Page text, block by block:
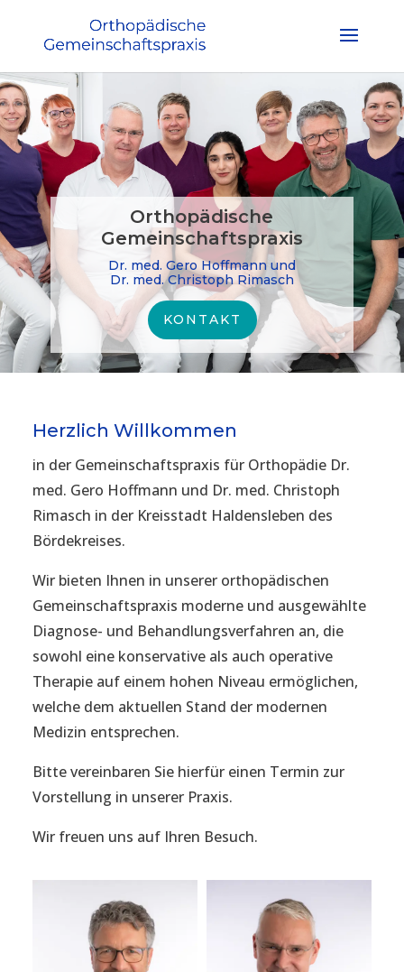
Orthopädische
Gemeinschaftspraxis
Dr. med. Gero Hoffmann und
Dr. med. Christoph Rimasch
KONTAKT
Herzlich Willkommen
in der Gemeinschaftspraxis für Orthopädie Dr.
med. Gero Hoffmann und Dr. med. Christoph
Rimasch in der Kreisstadt Haldensleben des
Bördekreises.
Wir bieten Ihnen in unserer orthopädischen
Gemeinschaftspraxis moderne und ausgewählte
Diagnose- und Behandlungsverfahren an, die
sowohl eine konservative als auch operative
Therapie auf einem hohen Niveau ermöglichen,
welche dem aktuellen Stand der modernen
Medizin entsprechen.
Bitte vereinbaren Sie hierfür einen Termin zur
Vorstellung in unserer Praxis.
Wir freuen uns auf Ihren Besuch.